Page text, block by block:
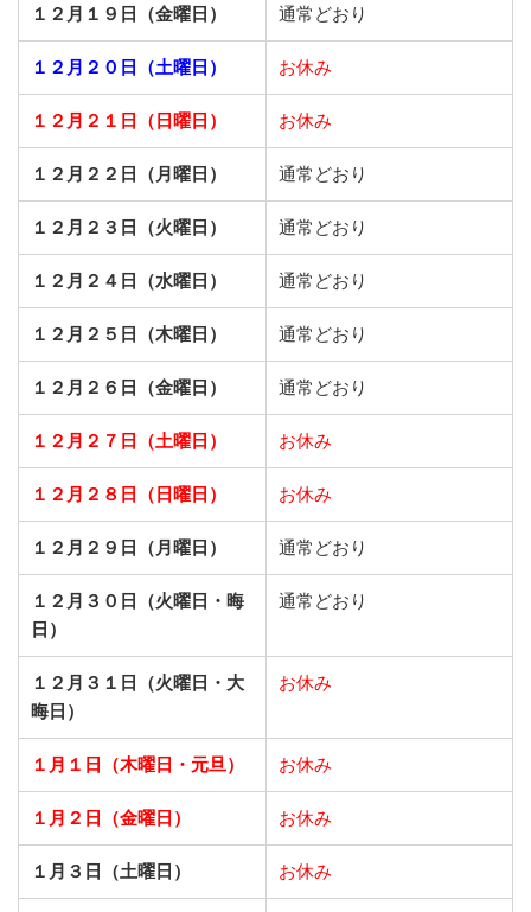
１２月１９日（金曜日） 通常どおり
１２月２０日（土曜日） お休み
１２月２１日（日曜日） お休み
１２月２２日（月曜日） 通常どおり
１２月２３日（火曜日） 通常どおり
１２月２４日（水曜日） 通常どおり
１２月２５日（木曜日） 通常どおり
１２月２６日（金曜日） 通常どおり
１２月２７日（土曜日） お休み
１２月２８日（日曜日） お休み
１２月２９日（月曜日） 通常どおり
１２月３０日（火曜日・晦
日）
通常どおり
１２月３１日（火曜日・大
晦日）
お休み
１月１日（木曜日・元旦） お休み
１月２日（金曜日） お休み
１月３日（土曜日） お休み